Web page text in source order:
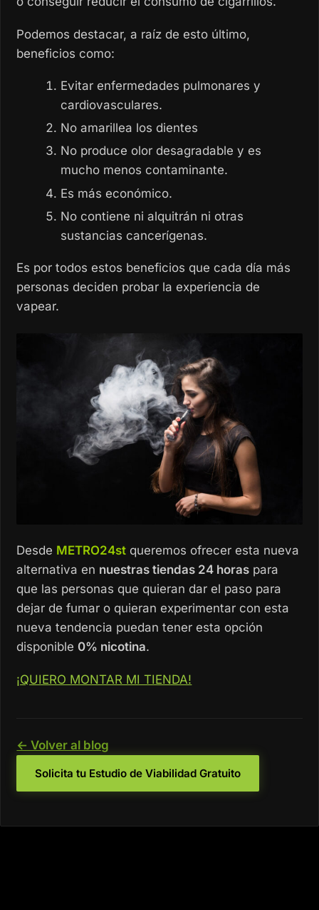
Podemos destacar, a raíz de esto último,
beneficios como:
Evitar enfermedades pulmonares y
cardiovasculares.
No amarillea los dientes
No produce olor desagradable y es
mucho menos contaminante.
Es más económico.
No contiene ni alquitrán ni otras
sustancias cancerígenas.
Es por todos estos beneficios que cada día más
personas deciden probar la experiencia de
vapear.
Desde METRO24st queremos ofrecer esta nueva
alternativa en nuestras tiendas 24 horas para
que las personas que quieran dar el paso para
dejar de fumar o quieran experimentar con esta
nueva tendencia puedan tener esta opción
disponible 0% nicotina.
¡QUIERO MONTAR MI TIENDA!
← Volver al blog
Solicita tu Estudio de Viabilidad Gratuito